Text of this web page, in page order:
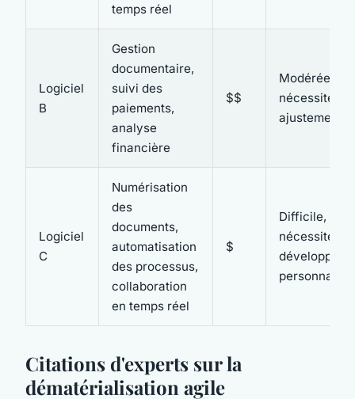
temps réel
Logiciel
B
Gestion
documentaire,
suivi des
paiements,
analyse
financière
$$
Modérée,
nécessite
ajustements
Logiciel
C
Numérisation
des
documents,
automatisation
des processus,
collaboration
en temps réel
$
Difficile,
nécessite
Citations d'experts sur la
dématérialisation agile